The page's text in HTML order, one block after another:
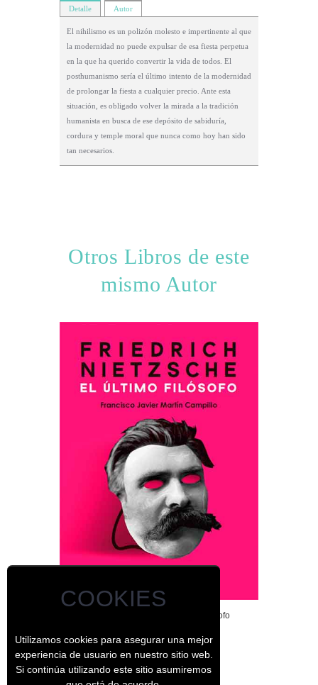
COOKIES
Utilizamos cookies para asegurar una mejor
experiencia de usuario en nuestro sitio web.
Si continúa utilizando este sitio asumiremos
Detalle Autor
El nihilismo es un polizón molesto e impertinente al que
la modernidad no puede expulsar de esa fiesta perpetua
en la que ha querido convertir la vida de todos. El
posthumanismo sería el último intento de la modernidad
de prolongar la fiesta a cualquier precio. Ante esta
situación, es obligado volver la mirada a la tradición
humanista en busca de ese depósito de sabiduría,
cordura y temple moral que nunca como hoy han sido
tan necesarios.
Otros Libros de este
mismo Autor
Friedrich Nietzsche, el último filósofo